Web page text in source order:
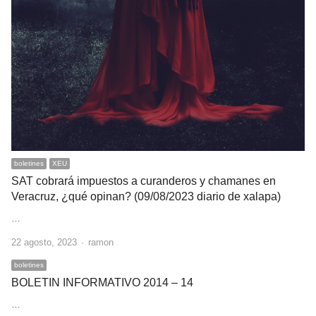
boletines XEU
SAT cobrará impuestos a curanderos y chamanes en
Veracruz, ¿qué opinan? (09/08/2023 diario de xalapa)
22 agosto, 2023 Author
ramon
boletines
BOLETIN INFORMATIVO 2014 – 14